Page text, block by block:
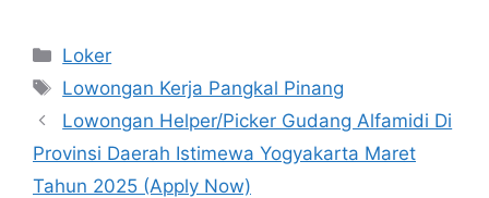
Kategori
Loker
Tag
Lowongan Kerja Pangkal Pinang
Lowongan Helper/Picker Gudang Alfamidi Di
Provinsi Daerah Istimewa Yogyakarta Maret
Tahun 2025 (Apply Now)